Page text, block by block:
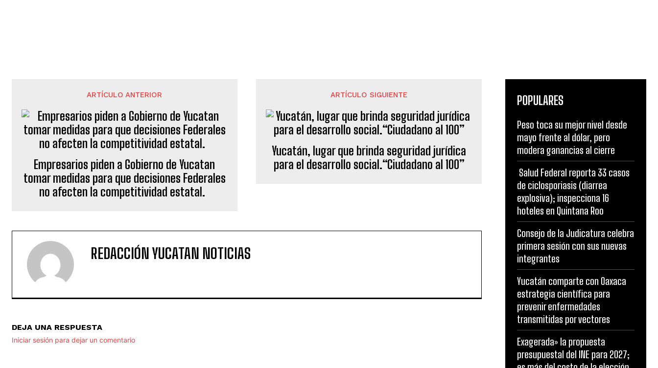
ARTÍCULO ANTERIOR
Empresarios piden a Gobierno de Yucatan
tomar medidas para que decisiones Federales
no afecten la competitividad estatal.
ARTÍCULO SIGUIENTE
Yucatán, lugar que brinda seguridad jurídica
para el desarrollo social.“Ciudadano al 100”
REDACCIÓN YUCATAN NOTICIAS
DEJA UNA RESPUESTA
Iniciar sesión para dejar un comentario
POPULARES
Peso toca su mejor nivel desde
mayo frente al dólar, pero
modera ganancias al cierre
Salud Federal reporta 33 casos
de ciclosporiasis (diarrea
explosiva); inspecciona 16
hoteles en Quintana Roo
Consejo de la Judicatura celebra
primera sesión con sus nuevas
integrantes
Yucatán comparte con Oaxaca
estrategia científica para
prevenir enfermedades
transmitidas por vectores
Exagerada» la propuesta
presupuestal del INE para 2027;